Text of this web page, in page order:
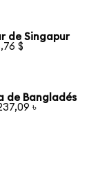
de Singapur
$
de Bangladés
৳